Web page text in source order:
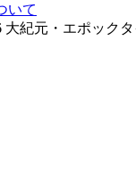
いて
大紀元・エポック